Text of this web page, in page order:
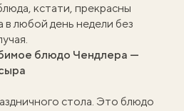
кстати, прекрасны
в любой день недели без
блюдо Чендлера —
стола. Это блюдо